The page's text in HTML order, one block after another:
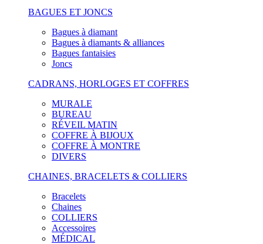
BAGUES ET JONCS
Bagues à diamant
Bagues à diamants & alliances
Bagues fantaisies
Joncs
CADRANS, HORLOGES ET COFFRES
MURALE
BUREAU
RÉVEIL MATIN
COFFRE À BIJOUX
COFFRE À MONTRE
DIVERS
CHAINES, BRACELETS & COLLIERS
Bracelets
Chaines
COLLIERS
Accessoires
MÉDICAL